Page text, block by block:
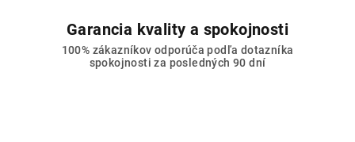
Garancia kvality a spokojnosti
100% zákazníkov odporúča podľa dotazníka
spokojnosti za posledných 90 dní